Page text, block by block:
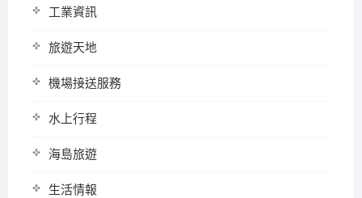
工業資訊
旅遊天地
機場接送服務
水上行程
海島旅遊
生活情報